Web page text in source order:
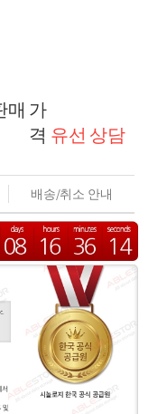
매 가
격 유선 상담
배송/취소 안내